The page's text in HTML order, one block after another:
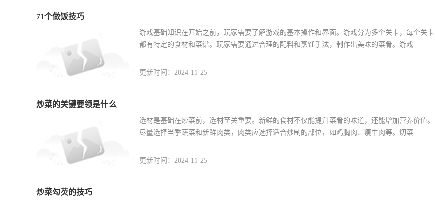
71个做饭技巧
游戏基础知识在开始之前，玩家需要了解游戏的基本操作和界面。游戏分为多个关卡，每个关卡
都有特定的食材和菜谱。玩家需要通过合理的配料和烹饪手法，制作出美味的菜肴。游戏
更新时间：2024-11-25
炒菜的关键要领是什么
选材是基础在炒菜前，选材至关重要。新鲜的食材不仅能提升菜肴的味道，还能增加营养价值。
尽量选择当季蔬菜和新鲜肉类，肉类应选择适合炒制的部位，如鸡胸肉、瘦牛肉等。切菜
更新时间：2024-11-25
炒菜勾芡的技巧